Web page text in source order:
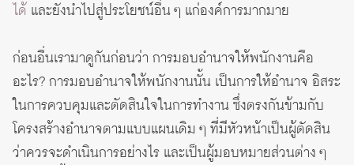
ได้ และยังนำไปสู่ประโยชน์อื่น ๆ แก่องค์การมากมาย
ก่อนอื่นเรามาดูกันก่อนว่า การมอบอำนาจให้พนักงานคือ
อะไร? การมอบอำนาจให้พนักงานนั้น เป็นการให้อำนาจ อิสระ
ในการควบคุมและตัดสินใจในการทำงาน ซึ่งตรงกันข้ามกับ
โครงสร้างอำนาจตามแบบแผนเดิม ๆ ที่มีหัวหน้าเป็นผู้ตัดสิน
ว่าควรจะดำเนินการอย่างไร และเป็นผู้มอบหมายส่วนต่าง ๆ